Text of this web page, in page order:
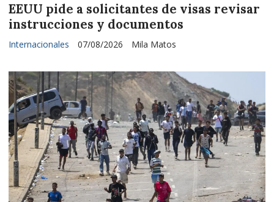
EEUU pide a solicitantes de visas revisar
instrucciones y documentos
Mila Matos
Internacionales 07/08/2026